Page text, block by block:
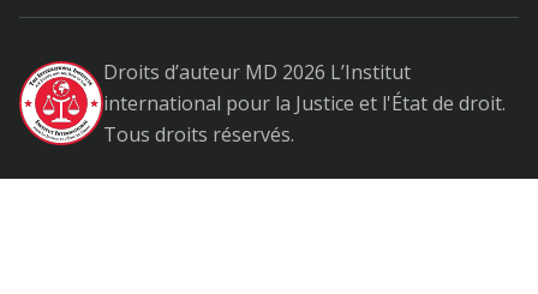
Droits d’auteur MD 2026 L’Institut
international pour la Justice et l'État de droit.
Tous droits réservés.